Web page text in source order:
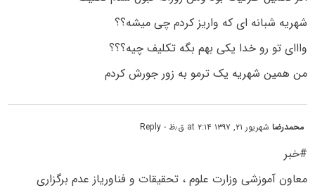
شهریه شبانه ای که واریز کردم چی میشه؟؟
وااای تو رو خدا یکی بهم بگه تکلیف چیه؟؟؟
من همین شهریه یک ترمو به زور جورش کردم
محمدرضاشهریور ۲۱, ۱۳۹۷ at ۲:۱۴ ق٫ظ - Reply
#خبر
معاون آموزشی وزارت علوم ، تحقیقات و فناوریاز عدم برگزاری